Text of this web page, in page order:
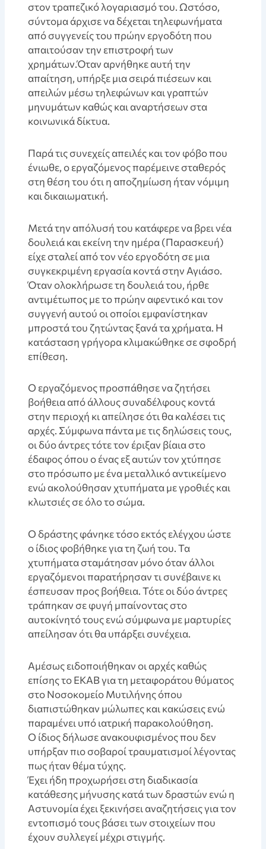
στον τραπεζικό λογαριασμό του. Ωστόσο,
σύντομα άρχισε να δέχεται τηλεφωνήματα
από συγγενείς του πρώην εργοδότη που
απαιτούσαν την επιστροφή των
χρημάτων.Όταν αρνήθηκε αυτή την
απαίτηση, υπήρξε μια σειρά πιέσεων και
απειλών μέσω τηλεφώνων και γραπτών
μηνυμάτων καθώς και αναρτήσεων στα
κοινωνικά δίκτυα.
Παρά τις συνεχείς απειλές και τον φόβο που
ένιωθε, ο εργαζόμενος παρέμεινε σταθερός
στη θέση του ότι η αποζημίωση ήταν νόμιμη
και δικαιωματική.
Μετά την απόλυσή του κατάφερε να βρει νέα
δουλειά και εκείνη την ημέρα (Παρασκευή)
είχε σταλεί από τον νέο εργοδότη σε μια
συγκεκριμένη εργασία κοντά στην Αγιάσο.
Όταν ολοκλήρωσε τη δουλειά του, ήρθε
αντιμέτωπος με το πρώην αφεντικό και τον
συγγενή αυτού οι οποίοι εμφανίστηκαν
μπροστά του ζητώντας ξανά τα χρήματα. Η
κατάσταση γρήγορα κλιμακώθηκε σε σφοδρή
επίθεση.
Ο εργαζόμενος προσπάθησε να ζητήσει
βοήθεια από άλλους συναδέλφους κοντά
στην περιοχή κι απείλησε ότι θα καλέσει τις
αρχές. Σύμφωνα πάντα με τις δηλώσεις τους,
οι δύο άντρες τότε τον έριξαν βίαια στο
έδαφος όπου ο ένας εξ αυτών τον χτύπησε
στο πρόσωπο με ένα μεταλλικό αντικείμενο
ενώ ακολούθησαν χτυπήματα με γροθιές και
κλωτσιές σε όλο το σώμα.
Ο δράστης φάνηκε τόσο εκτός ελέγχου ώστε
ο ίδιος φοβήθηκε για τη ζωή του. Τα
χτυπήματα σταμάτησαν μόνο όταν άλλοι
εργαζόμενοι παρατήρησαν τι συνέβαινε κι
έσπευσαν προς βοήθεια. Τότε οι δύο άντρες
τράπηκαν σε φυγή μπαίνοντας στο
αυτοκίνητό τους ενώ σύμφωνα με μαρτυρίες
απείλησαν ότι θα υπάρξει συνέχεια.
Aμέσως ειδοποιήθηκαν οι αρχές καθώς
επίσης το ΕΚΑΒ για τη μεταφοράτου θύματος
στο Νοσοκομείο Μυτιλήνης όπου
διαπιστώθηκαν μώλωπες και κακώσεις ενώ
παραμένει υπό ιατρική παρακολούθηση.
Ο ίδιος δήλωσε ανακουφισμένος που δεν
υπήρξαν πιο σοβαροί τραυματισμοί λέγοντας
πως ήταν θέμα τύχης.
Έχει ήδη προχωρήσει στη διαδικασία
κατάθεσης μήνυσης κατά των δραστών ενώ η
Αστυνομία έχει ξεκινήσει αναζητήσεις για τον
εντοπισμό τους βάσει των στοιχείων που
έχουν συλλεγεί μέχρι στιγμής.